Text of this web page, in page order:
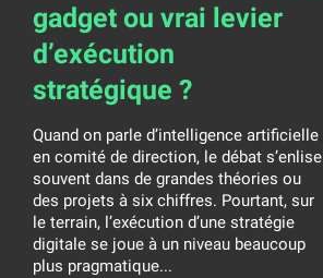
gadget ou vrai levier
d’exécution
stratégique ?
Quand on parle d’intelligence artificielle
en comité de direction, le débat s’enlise
souvent dans de grandes théories ou
des projets à six chiffres. Pourtant, sur
le terrain, l’exécution d’une stratégie
digitale se joue à un niveau beaucoup
plus pragmatique...